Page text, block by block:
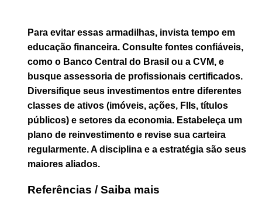
Para evitar essas armadilhas, invista tempo em
educação financeira. Consulte fontes confiáveis,
como o Banco Central do Brasil ou a CVM, e
busque assessoria de profissionais certificados.
Diversifique seus investimentos entre diferentes
classes de ativos (imóveis, ações, FIIs, títulos
públicos) e setores da economia. Estabeleça um
plano de reinvestimento e revise sua carteira
regularmente. A disciplina e a estratégia são seus
maiores aliados.
Referências / Saiba mais